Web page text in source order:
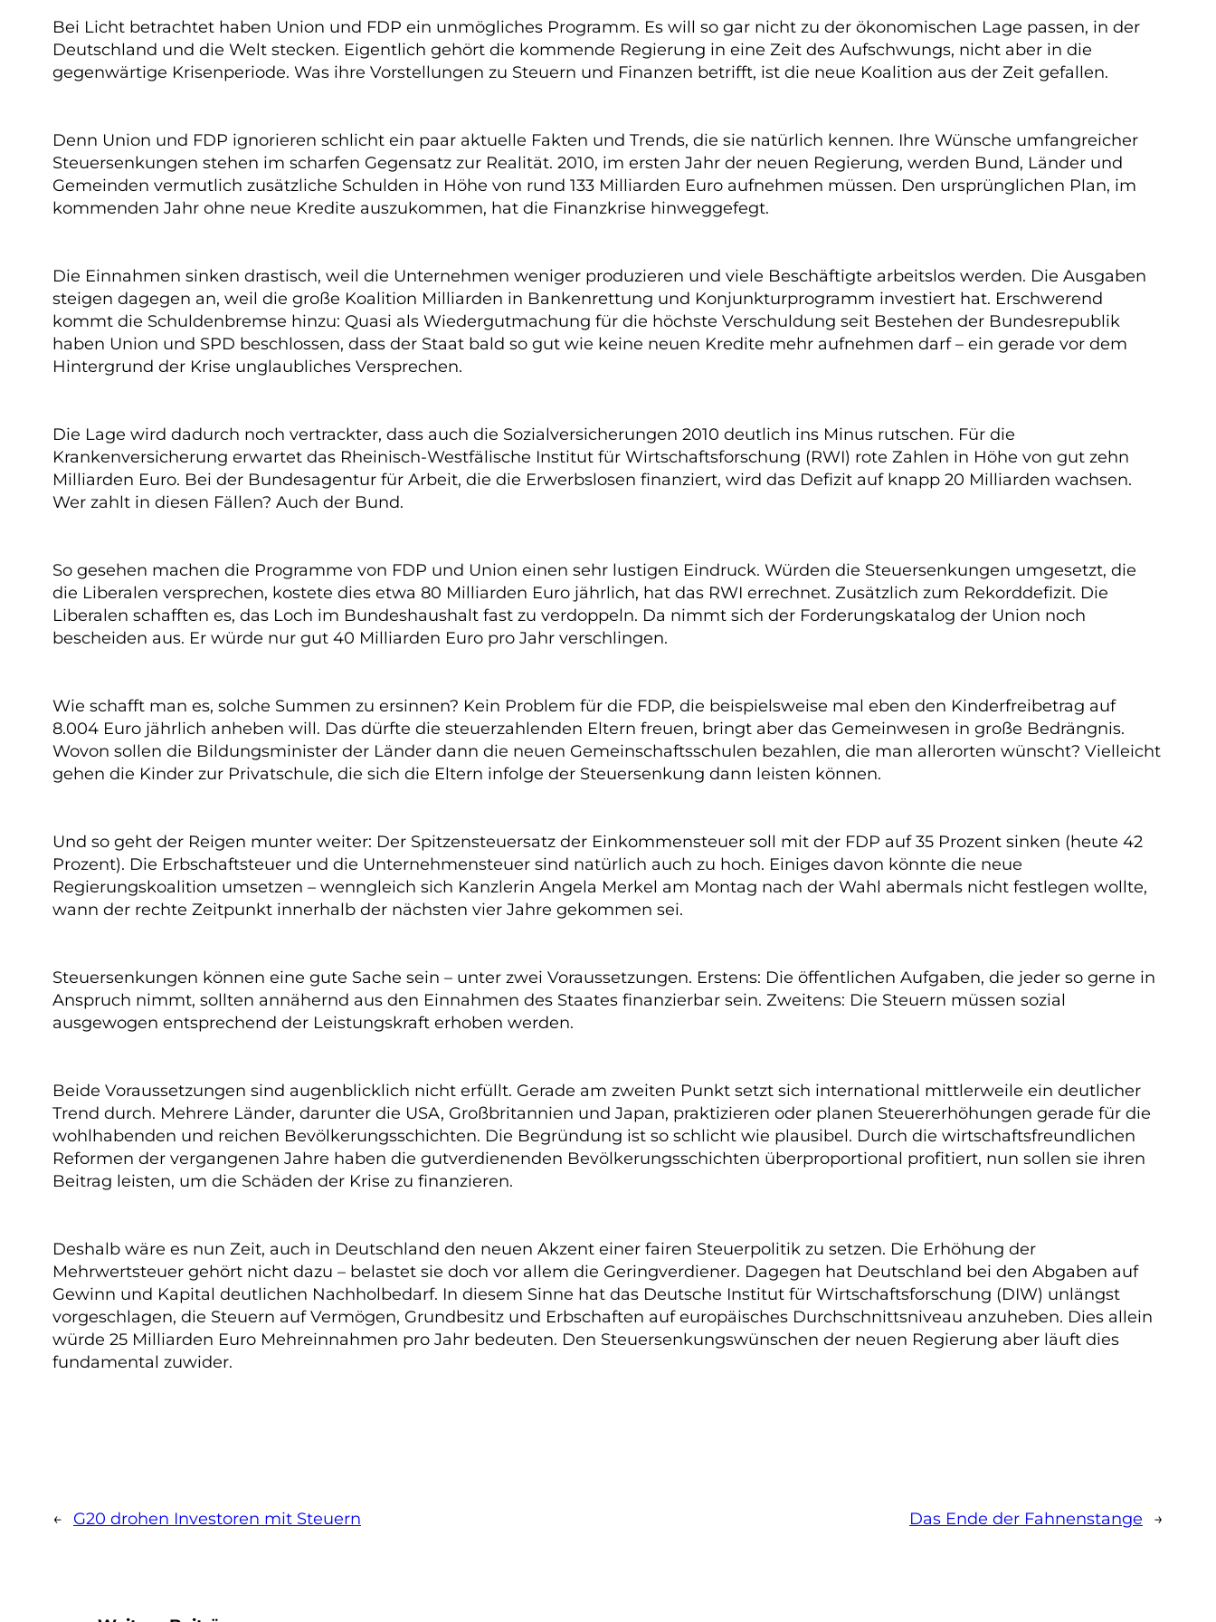
Bei Licht betrachtet haben Union und FDP ein unmögliches Programm. Es will so gar nicht zu der ökonomischen Lage passen, in der
Deutschland und die Welt stecken. Eigentlich gehört die kommende Regierung in eine Zeit des Aufschwungs, nicht aber in die
gegenwärtige Krisenperiode. Was ihre Vorstellungen zu Steuern und Finanzen betrifft, ist die neue Koalition aus der Zeit gefallen.
Denn Union und FDP ignorieren schlicht ein paar aktuelle Fakten und Trends, die sie natürlich kennen. Ihre Wünsche umfangreicher
Steuersenkungen stehen im scharfen Gegensatz zur Realität. 2010, im ersten Jahr der neuen Regierung, werden Bund, Länder und
Gemeinden vermutlich zusätzliche Schulden in Höhe von rund 133 Milliarden Euro aufnehmen müssen. Den ursprünglichen Plan, im
kommenden Jahr ohne neue Kredite auszukommen, hat die Finanzkrise hinweggefegt.
Die Einnahmen sinken drastisch, weil die Unternehmen weniger produzieren und viele Beschäftigte arbeitslos werden. Die Ausgaben
steigen dagegen an, weil die große Koalition Milliarden in Bankenrettung und Konjunkturprogramm investiert hat. Erschwerend
kommt die Schuldenbremse hinzu: Quasi als Wiedergutmachung für die höchste Verschuldung seit Bestehen der Bundesrepublik
haben Union und SPD beschlossen, dass der Staat bald so gut wie keine neuen Kredite mehr aufnehmen darf – ein gerade vor dem
Hintergrund der Krise unglaubliches Versprechen.
Die Lage wird dadurch noch vertrackter, dass auch die Sozialversicherungen 2010 deutlich ins Minus rutschen. Für die
Krankenversicherung erwartet das Rheinisch-Westfälische Institut für Wirtschaftsforschung (RWI) rote Zahlen in Höhe von gut zehn
Milliarden Euro. Bei der Bundesagentur für Arbeit, die die Erwerbslosen finanziert, wird das Defizit auf knapp 20 Milliarden wachsen.
Wer zahlt in diesen Fällen? Auch der Bund.
So gesehen machen die Programme von FDP und Union einen sehr lustigen Eindruck. Würden die Steuersenkungen umgesetzt, die
die Liberalen versprechen, kostete dies etwa 80 Milliarden Euro jährlich, hat das RWI errechnet. Zusätzlich zum Rekorddefizit. Die
Liberalen schafften es, das Loch im Bundeshaushalt fast zu verdoppeln. Da nimmt sich der Forderungskatalog der Union noch
bescheiden aus. Er würde nur gut 40 Milliarden Euro pro Jahr verschlingen.
Wie schafft man es, solche Summen zu ersinnen? Kein Problem für die FDP, die beispielsweise mal eben den Kinderfreibetrag auf
8.004 Euro jährlich anheben will. Das dürfte die steuerzahlenden Eltern freuen, bringt aber das Gemeinwesen in große Bedrängnis.
Wovon sollen die Bildungsminister der Länder dann die neuen Gemeinschaftsschulen bezahlen, die man allerorten wünscht? Vielleicht
gehen die Kinder zur Privatschule, die sich die Eltern infolge der Steuersenkung dann leisten können.
Und so geht der Reigen munter weiter: Der Spitzensteuersatz der Einkommensteuer soll mit der FDP auf 35 Prozent sinken (heute 42
Prozent). Die Erbschaftsteuer und die Unternehmensteuer sind natürlich auch zu hoch. Einiges davon könnte die neue
Regierungskoalition umsetzen – wenngleich sich Kanzlerin Angela Merkel am Montag nach der Wahl abermals nicht festlegen wollte,
wann der rechte Zeitpunkt innerhalb der nächsten vier Jahre gekommen sei.
Steuersenkungen können eine gute Sache sein – unter zwei Voraussetzungen. Erstens: Die öffentlichen Aufgaben, die jeder so gerne in
Anspruch nimmt, sollten annähernd aus den Einnahmen des Staates finanzierbar sein. Zweitens: Die Steuern müssen sozial
ausgewogen entsprechend der Leistungskraft erhoben werden.
Beide Voraussetzungen sind augenblicklich nicht erfüllt. Gerade am zweiten Punkt setzt sich international mittlerweile ein deutlicher
Trend durch. Mehrere Länder, darunter die USA, Großbritannien und Japan, praktizieren oder planen Steuererhöhungen gerade für die
wohlhabenden und reichen Bevölkerungsschichten. Die Begründung ist so schlicht wie plausibel. Durch die wirtschaftsfreundlichen
Reformen der vergangenen Jahre haben die gutverdienenden Bevölkerungsschichten überproportional profitiert, nun sollen sie ihren
Beitrag leisten, um die Schäden der Krise zu finanzieren.
Deshalb wäre es nun Zeit, auch in Deutschland den neuen Akzent einer fairen Steuerpolitik zu setzen. Die Erhöhung der
Mehrwertsteuer gehört nicht dazu – belastet sie doch vor allem die Geringverdiener. Dagegen hat Deutschland bei den Abgaben auf
Gewinn und Kapital deutlichen Nachholbedarf. In diesem Sinne hat das Deutsche Institut für Wirtschaftsforschung (DIW) unlängst
vorgeschlagen, die Steuern auf Vermögen, Grundbesitz und Erbschaften auf europäisches Durchschnittsniveau anzuheben. Dies allein
würde 25 Milliarden Euro Mehreinnahmen pro Jahr bedeuten. Den Steuersenkungswünschen der neuen Regierung aber läuft dies
fundamental zuwider.
← G20 drohen Investoren mit Steuern Das Ende der Fahnenstange →